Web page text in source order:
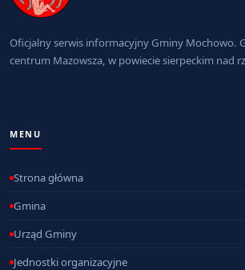
Oficjalny serwis informacyjny Gminy Mochowo.
centrum Mazowsza, w powiecie sierpeckim nad
MENU
Strona główna
Gmina
Urząd Gminy
Jednostki organizacyjne